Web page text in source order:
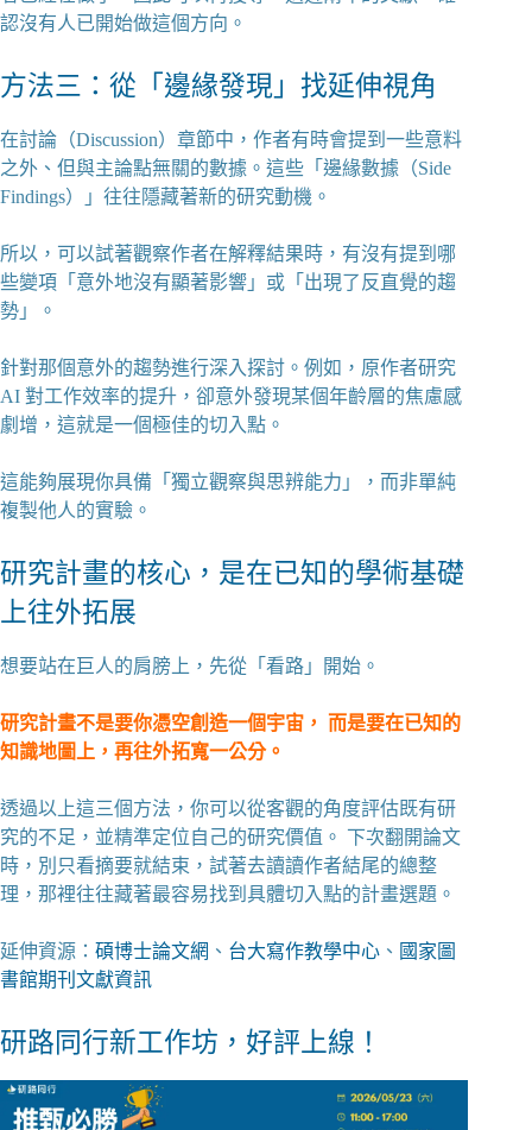
認沒有人已開始做這個方向。
方法三：從「邊緣發現」找延伸視角
在討論（Discussion）章節中，作者有時會提到一些意料
之外、但與主論點無關的數據。這些「邊緣數據（Side
Findings）」往往隱藏著新的研究動機。
所以，可以試著觀察作者在解釋結果時，有沒有提到哪
些變項「意外地沒有顯著影響」或「出現了反直覺的趨
勢」。
針對那個意外的趨勢進行深入探討。例如，原作者研究
AI 對工作效率的提升，卻意外發現某個年齡層的焦慮感
劇增，這就是一個極佳的切入點。
這能夠展現你具備「獨立觀察與思辨能力」，而非單純
複製他人的實驗。
研究計畫的核心，是在已知的學術基礎
上往外拓展
想要站在巨人的肩膀上，先從「看路」開始。
研究計畫不是要你憑空創造一個宇宙， 而是要在已知的
知識地圖上，再往外拓寬一公分。
透過以上這三個方法，你可以從客觀的角度評估既有研
究的不足，並精準定位自己的研究價值。 下次翻開論文
時，別只看摘要就結束，試著去讀讀作者結尾的總整
理，那裡往往藏著最容易找到具體切入點的計畫選題。
延伸資源： 碩博士論文網 、 台大寫作教學中心 、 國家圖
書館期刊文獻資訊
研路同行新工作坊，好評上線！